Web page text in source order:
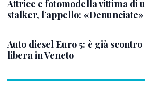
Attrice e fotomodella vittima di
stalker, l’appello: «Denunciate»
Auto diesel Euro 5: è già scontro
libera in Veneto